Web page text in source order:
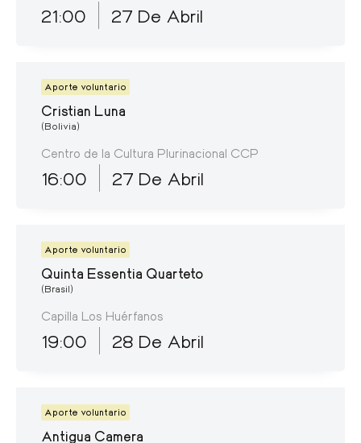
21:00 27 De Abril
Aporte voluntario
Cristian Luna
(Bolivia)
Centro de la Cultura Plurinacional CCP
16:00 27 De Abril
Aporte voluntario
Quinta Essentia Quarteto
(Brasil)
Capilla Los Huérfanos
19:00 28 De Abril
Aporte voluntario
Antigua Camera